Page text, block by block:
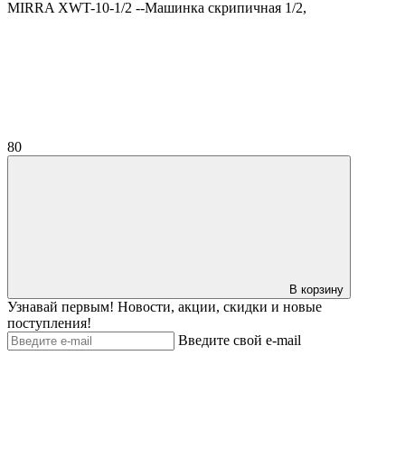
MIRRA XWT-10-1/2 --Машинка скрипичная 1/2,
80
В корзину
Узнавай первым! Новости, акции, скидки и новые
поступления!
Введите свой e-mail